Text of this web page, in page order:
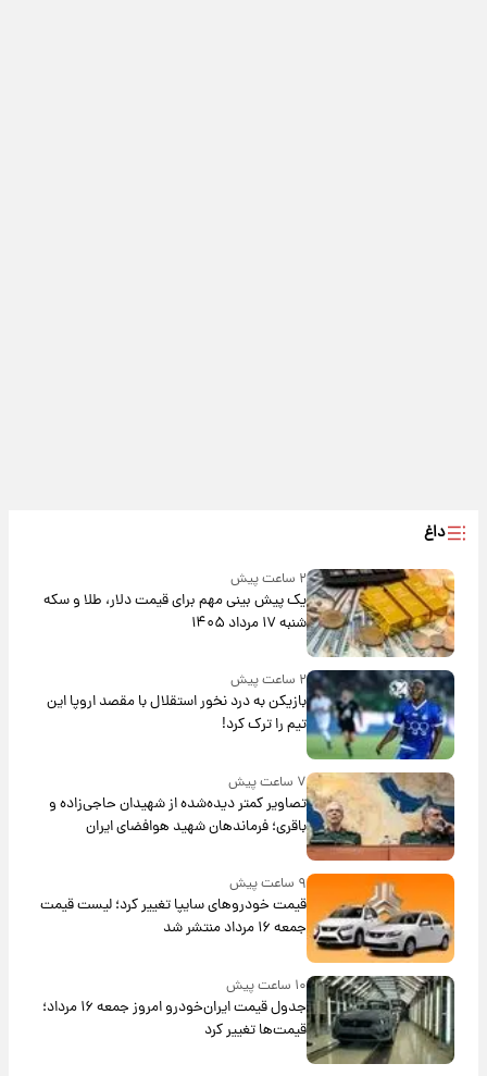
داغ
۲ ساعت پیش
یک پیش ‌بینی مهم برای قیمت دلار، طلا و سکه
شنبه ۱۷ مرداد ۱۴۰۵
۲ ساعت پیش
بازیکن به درد نخور استقلال با مقصد اروپا این
تیم را ترک کرد!
۷ ساعت پیش
تصاویر کمتر دیده‌شده از شهیدان حاجی‌زاده و
باقری؛ فرماندهان شهید هوافضای ایران
۹ ساعت پیش
قیمت خودروهای سایپا تغییر کرد؛ لیست قیمت
جمعه ۱۶ مرداد منتشر شد
۱۰ ساعت پیش
جدول قیمت ایران‌خودرو امروز جمعه ۱۶ مرداد؛
قیمت‌ها تغییر کرد